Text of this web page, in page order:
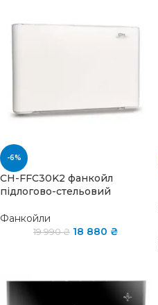
-6%
CH-FFC30K2 фанкойл
підлогово-стельовий
Фанкойли
19 990₴ 18 880 ₴